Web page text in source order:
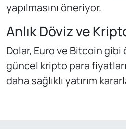
yapılmasını öneriyor.
Anlık Döviz ve
Dolar, Euro ve Bitcoin
güncel kripto para
daha sağlıklı yatırım